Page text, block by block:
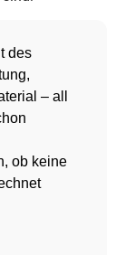
des
– all
ob keine